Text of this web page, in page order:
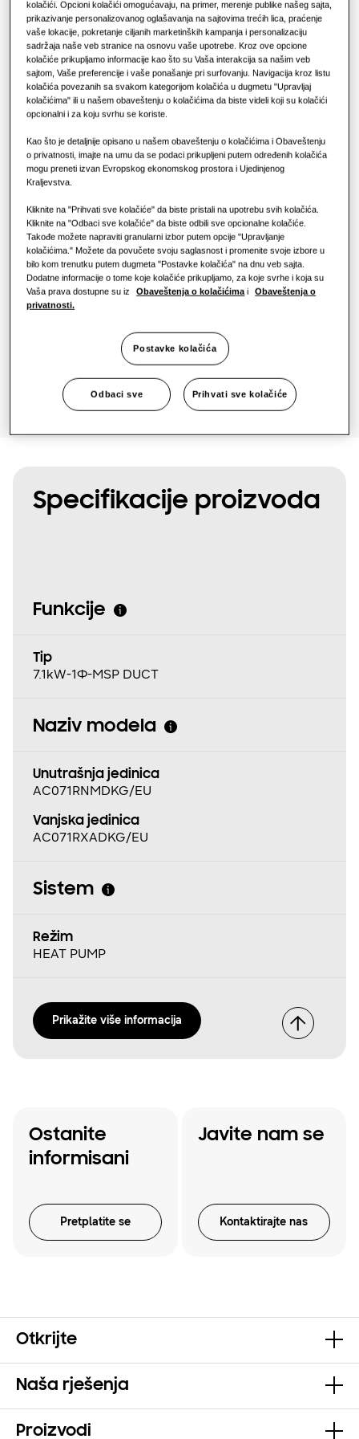
Hoteli
Maloprodaja
Restoran
Kancelarija
One Samsung
RJEŠENJA ZA KOMERCIJALNE ZGRADE
Rješenja za klimatizaciju
Kontrole
Hero proizvodi
KAPACITET : 7.1KW GRIJANJE : HLAĐENJE
MSP kanalna jedinica
AC071RNMDKG/EU
Dostupni kapacitet
3.5KW
12.0KW 14.0KW
Dostupna snaga
1 Faza
Pronađite instalatera
Specifikacije proizvoda
Funkcije
Tip
7.1kW-1Φ-MSP DUCT
Naziv modela
Unutrašnja jedinica
AC071RNMDKG/EU
Vanjska jedinica
AC071RXADKG/EU
Sistem
Režim
HEAT PUMP
Prikažite više informacija
Ostanite
informisani
Pretplatite se
Javite nam se
Kontaktirajte nas
Otkrijte
Naša rješenja
Proizvodi
kolačići. Opcioni kolačići omogućavaju, na primer, merenje publike našeg sajta,
prikazivanje personalizovanog oglašavanja na sajtovima trećih lica, praćenje
vaše lokacije, pokretanje ciljanih marketinških kampanja i personalizaciju
sadržaja naše veb stranice na osnovu vaše upotrebe. Kroz ove opcione
kolačiće prikupljamo informacije kao što su Vaša interakcija sa našim veb
sajtom, Vaše preferencije i vaše ponašanje pri surfovanju. Navigacija kroz listu
kolačića povezanih sa svakom kategorijom kolačića u dugmetu "Upravljaj
kolačićima" ili u našem obaveštenju o kolačićima da biste videli koji su kolačići
opcionalni i za koju svrhu se koriste.
Kao što je detaljnije opisano u našem obaveštenju o kolačićima i Obaveštenju
o privatnosti, imajte na umu da se podaci prikupljeni putem određenih kolačića
mogu preneti izvan Evropskog ekonomskog prostora i Ujedinjenog
Kraljevstva.
Kliknite na "Prihvati sve kolačiće" da biste pristali na upotrebu svih kolačića.
Kliknite na "Odbaci sve kolačiće" da biste odbili sve opcionalne kolačiće.
Takođe možete napraviti granularni izbor putem opcije "Upravljanje
kolačićima." Možete da povučete svoju saglasnost i promenite svoje izbore u
bilo kom trenutku putem dugmeta "Postavke kolačića" na dnu veb sajta.
Dodatne informacije o tome koje kolačiće prikupljamo, za koje svrhe i koja su
Vaša prava dostupne su iz
Obaveštenja o kolačićima i
Obaveštenja o
privatnosti.
Postavke kolačića
Odbaci sve Prihvati sve kolačiće